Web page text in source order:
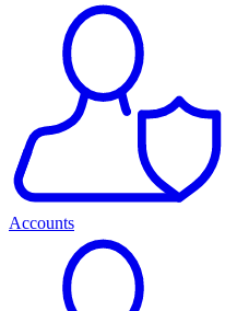
Accounts